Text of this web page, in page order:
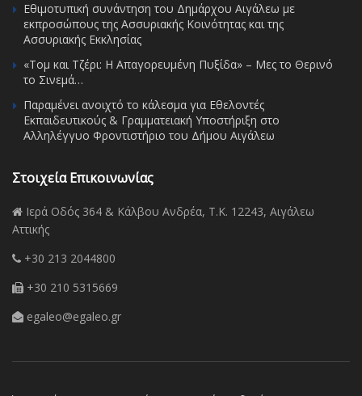
Εθιμοτυπική συνάντηση του Δημάρχου Αιγάλεω με
εκπροσώπους της Ασσυριακής Κοινότητας και της
Ασσυριακής Εκκλησίας
«Τομ και Τζέρι: Η Απαγορευμένη Πυξίδα» – Μες το Θερινό
το Σινεμά…
Παραμένει ανοιχτό το κάλεσμα για Εθελοντές
Εκπαιδευτικούς & Γραμματειακή Υποστήριξη στο
Αλληλέγγυο Φροντιστήριο του Δήμου Αιγάλεω
Στοιχεία Επικοινωνίας
Ιερά Οδός 364 & Κάλβου Ανδρέα, Τ.Κ. 12243, Αιγάλεω
Αττικής
+30 213 2044800
+30 210 5315669
egaleo@egaleo.gr